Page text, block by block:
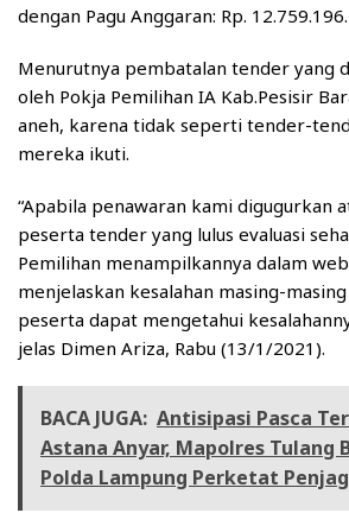
dengan Pagu Anggaran: Rp.
Menurutnya pembatalan tender yang
oleh Pokja Pemilihan IA Kab.Pesisir
aneh, karena tidak seperti tender-
mereka ikuti.
“Apabila penawaran kami digugurkan
peserta tender yang lulus evaluasi
Pemilihan menampilkannya dalam
menjelaskan kesalahan masing-
peserta dapat mengetahui
jelas Dimen Ariza, Rabu (13/1/2021).
BACA JUGA: Antisipasi Pasca
Astana Anyar, Mapolres Tulang
Polda Lampung Perketat